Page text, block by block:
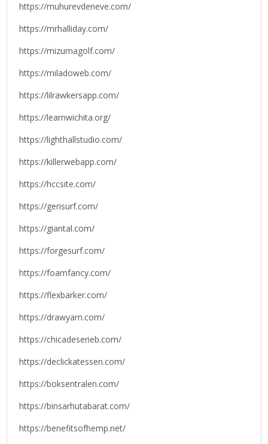
https://muhurevdeneve.com/
https://mrhalliday.com/
https://mizumagolf.com/
https://miladoweb.com/
https://lilrawkersapp.com/
https://learnwichita.org/
https://lighthallstudio.com/
https://killerwebapp.com/
https://hccsite.com/
https://gerisurf.com/
https://giantal.com/
https://forgesurf.com/
https://foamfancy.com/
https://flexbarker.com/
https://drawyarn.com/
https://chicadeserieb.com/
https://declickatessen.com/
https://boksentralen.com/
https://binsarhutabarat.com/
https://benefitsofhemp.net/